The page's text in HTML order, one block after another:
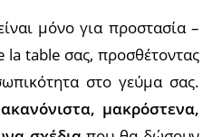
μόνο για προστασία –
la table σας, προσθέτοντας
στο γεύμα σας.
ακανόνιστα, μακρόστενα,